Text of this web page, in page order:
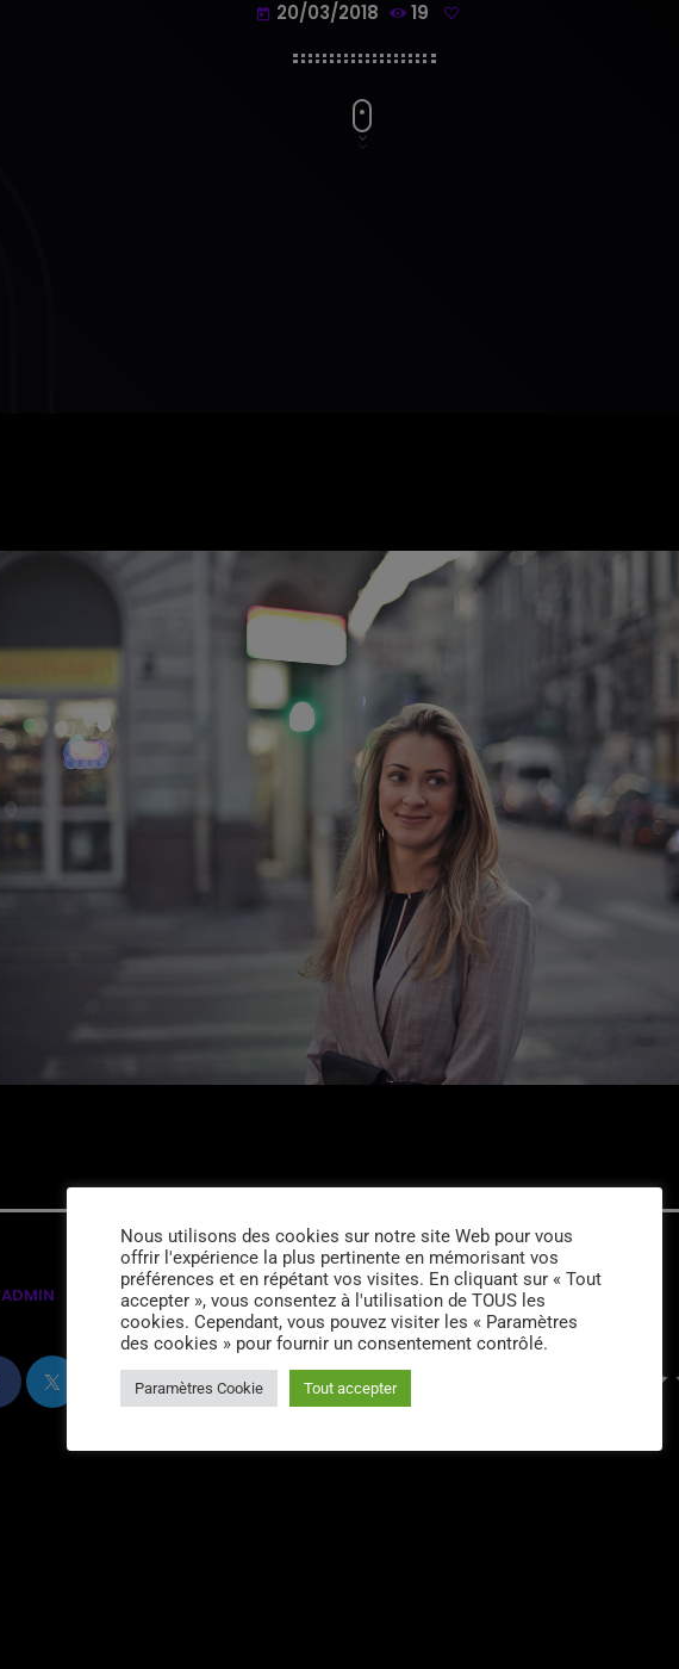
today 20/03/2018 19
ADMIN
email
Nous utilisons des cookies sur notre site Web pour vous
offrir l'expérience la plus pertinente en mémorisant vos
préférences et en répétant vos visites. En cliquant sur « Tout
accepter », vous consentez à l'utilisation de TOUS les
cookies. Cependant, vous pouvez visiter les « Paramètres
des cookies » pour fournir un consentement contrôlé.
Paramètres Cookie Tout accepter